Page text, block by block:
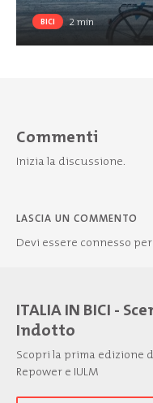
BICI 2min
Commenti
Inizia la discussione.
LASCIA UN COMMENTO
Devi essere connesso
ITALIA IN BICI -
Indotto
Scopri la prima edizione
Repower e IULM